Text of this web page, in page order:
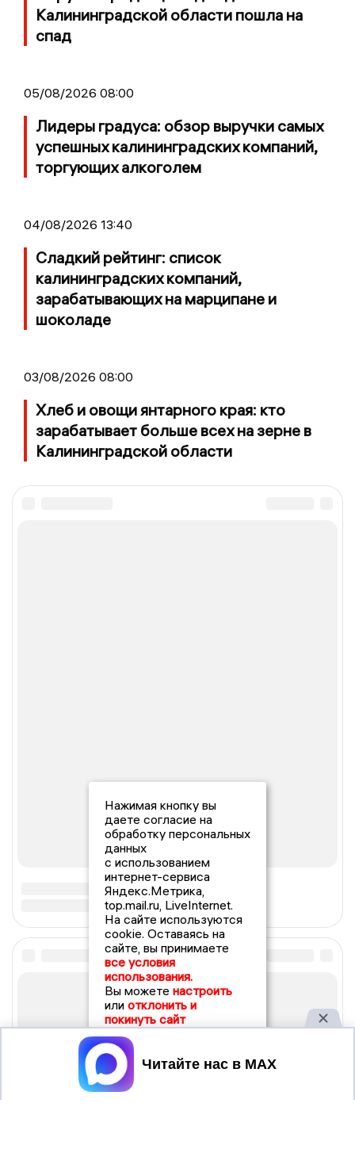
Калининградской области пошла на
спад
05/08/2026 08:00
Лидеры градуса: обзор выручки самых
успешных калининградских компаний,
торгующих алкоголем
04/08/2026 13:40
Сладкий рейтинг: список
калининградских компаний,
зарабатывающих на марципане и
шоколаде
03/08/2026 08:00
Хлеб и овощи янтарного края: кто
зарабатывает больше всех на зерне в
Калининградской области
Нажимая кнопку вы
даете согласие на
обработку персональных
данных
с использованием
интернет-сервиса
Яндекс.Метрика,
top.mail.ru, LiveInternet.
На сайте используются
cookie. Оставаясь на
сайте, вы принимаете
все условия
использования.
Вы можете настроить
или отклонить и
покинуть сайт
Принять